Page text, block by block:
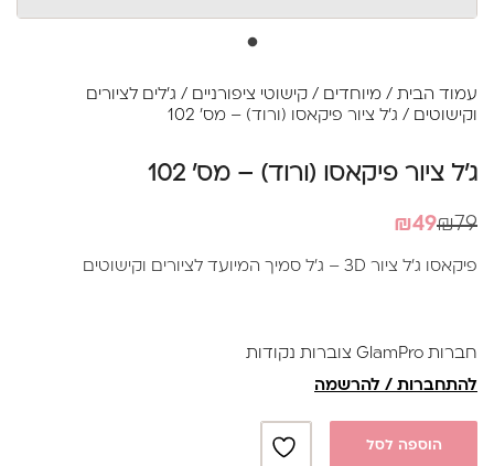
עמוד הבית / מיוחדים / קישוטי ציפורניים / ג'לים לציורים
וקישוטים / ג'ל ציור פיקאסו (ורוד) – מס' 102
ג'ל ציור פיקאסו (ורוד) – מס' 102
₪79
המחיר
היה:
₪49
המחיר
הוא:
פיקאסו ג'ל ציור 3D – ג'ל סמיך המיועד לציורים וקישוטים
חברות GlamPro צוברות נקודות
להתחברות / להרשמה
הוספה לסל